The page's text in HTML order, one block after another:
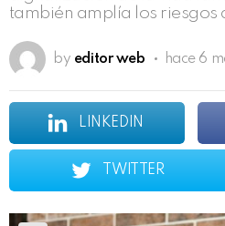
también amplía los riesgos
by editor web hace 6
LINKEDIN
TWITTER